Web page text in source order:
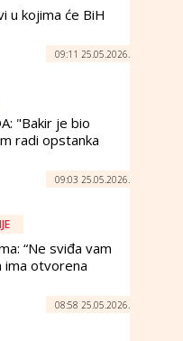
u kojima će BiH
09:11 25.05.2026.
"Bakir je bio
radi opstanka
09:03 25.05.2026.
“Ne sviđa vam
ima otvorena
08:58 25.05.2026.